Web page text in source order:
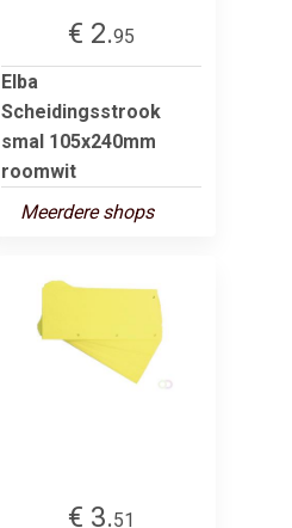
€ 2.95
Elba
Scheidingsstrook
smal 105x240mm
roomwit
Meerdere shops
€ 3.51